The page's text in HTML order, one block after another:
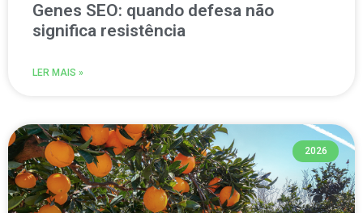
Genes SEO: quando defesa não
significa resistência
LER MAIS »
2026